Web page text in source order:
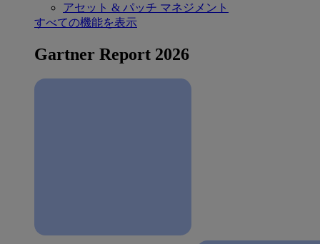
アセット & パッチ マネジメント
すべての機能を表示
Gartner Report 2026